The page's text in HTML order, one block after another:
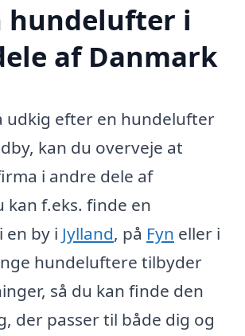
hundelufter i
af Danmark
udkig efter en hundelufter
kan du overveje at
i andre dele af
kan f.eks. finde en
by i Jylland, på Fyn eller i
hundeluftere tilbyder
så du kan finde den
der passer til både dig og